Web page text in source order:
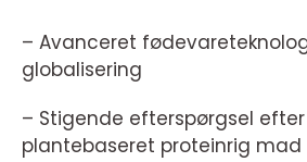
– Avanceret
globalisering
– Stigende efterspørgsel
plantebaseret proteinrig mad